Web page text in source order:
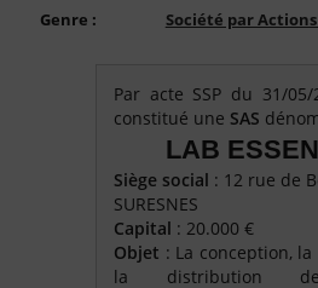
Genre :
Société par Actions
Par acte SSP du 31/
constitué une SAS
LAB
Siège social : 12 rue de
SURESNES
Capital : 20.000 €
Objet : La conception,
la distribution